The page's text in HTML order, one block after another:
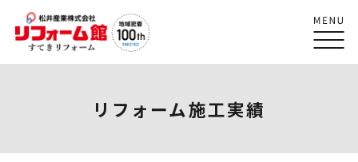
リフォーム施工実績